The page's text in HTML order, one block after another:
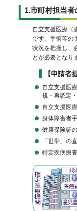
1.市町村担当
自立支援医療（
です。手術等の
状況を把握し、
とが必要となり
【申請者
自立支援医
規・再認定・
自立支援医
身体障害者
健康保険証
「世帯」の
特定疾病療